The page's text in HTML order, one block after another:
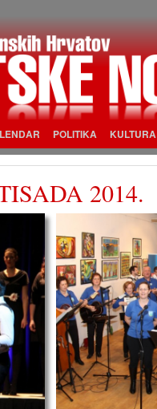
POLITIKA KULTURA
2014.